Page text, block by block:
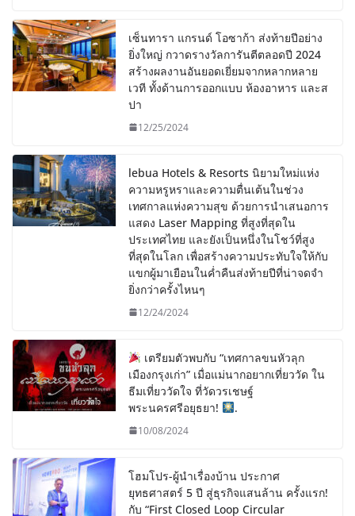
เซ็นทารา แกรนด์ โอซาก้า ส่งท้ายปีอย่าง
ยิ่งใหญ่ กวาดรางวัลการันตีตลอดปี 2024
สร้างผลงานอันยอดเยี่ยมจากหลากหลาย
เวที ทั้งด้านการออกแบบ ห้องอาหาร และส
ปา
12/25/2024
lebua Hotels & Resorts นิยามใหม่แห่ง
ความหรูหราและความตื่นเต้นในช่วง
เทศกาลแห่งความสุข ด้วยการนำเสนอการ
แสดง Laser Mapping ที่สูงที่สุดใน
ประเทศไทย และยังเป็นหนึ่งในโชว์ที่สูง
ที่สุดในโลก เพื่อสร้างความประทับใจให้กับ
แขกผู้มาเยือนในค่ำคืนส่งท้ายปีที่น่าจดจำ
ยิ่งกว่าครั้งไหนๆ
12/24/2024
เตรียมตัวพบกับ “เทศกาลขนหัวลุก
เมืองกรุงเก่า” เมื่อแม่นากอยากเที่ยววัด ใน
ธีมเที่ยววัดใจ ที่วัดวรเชษฐ์
พระนครศรีอยุธยา!
.
10/08/2024
โฮมโปร-ผู้นำเรื่องบ้าน ประกาศ
ยุทธศาสตร์ 5 ปี สู่ธุรกิจแสนล้าน ครั้งแรก!
กับ “First Closed Loop Circular